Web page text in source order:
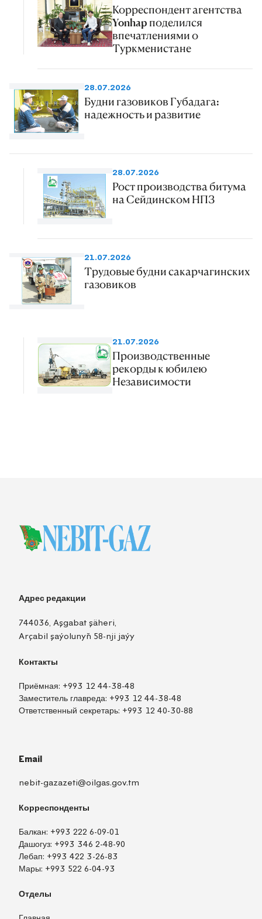
Корреспондент агентства
Yonhap поделился
впечатлениями о
Туркменистане
28.07.2026
Будни газовиков Губадага:
надежность и развитие
28.07.2026
Рост производства битума
на Сейдинском НПЗ
21.07.2026
Трудовые будни сакарчагинских
газовиков
21.07.2026
Производственные
рекорды к юбилею
Независимости
Адрес редакции
744036, Aşgabat şäheri,
Arçabil şaýolunyň 58-nji jaýy
Контакты
Приёмная: +993 12 44-38-48
Заместитель главреда: +993 12 44-38-48
Ответственный секретарь: +993 12 40-30-88
Email
nebit-gazazeti@oilgas.gov.tm
Корреспонденты
Балкан: +993 222 6-09-01
Дашогуз: +993 346 2-48-90
Лебап: +993 422 3-26-83
Мары: +993 522 6-04-93
Отделы